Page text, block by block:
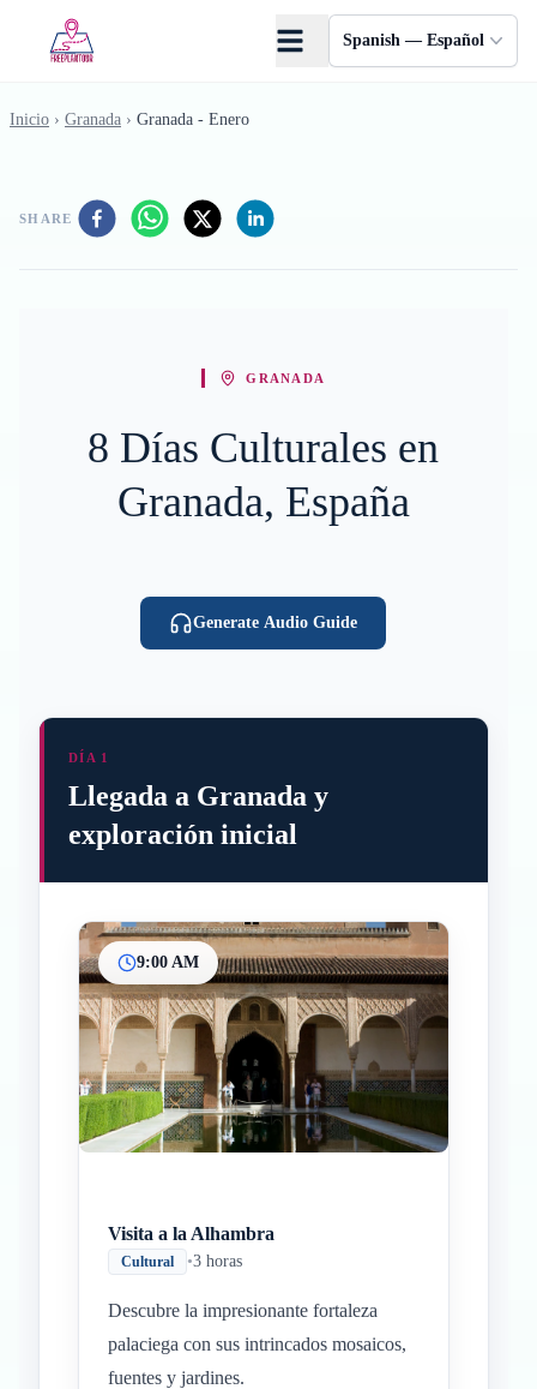
Spanish — Español
Inicio › Granada › Granada - Enero
SHARE
GRANADA
8 Días Culturales en
Granada, España
Generate Audio Guide
DÍA 1
Llegada a Granada y
exploración inicial
9:00 AM
Visita a la Alhambra
Cultural •3 horas
Descubre la impresionante fortaleza
palaciega con sus intrincados mosaicos,
fuentes y jardines.